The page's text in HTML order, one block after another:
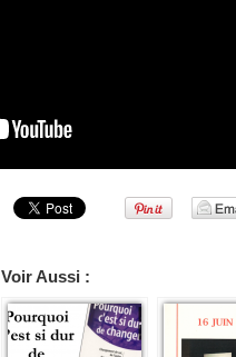
Voir Aussi :